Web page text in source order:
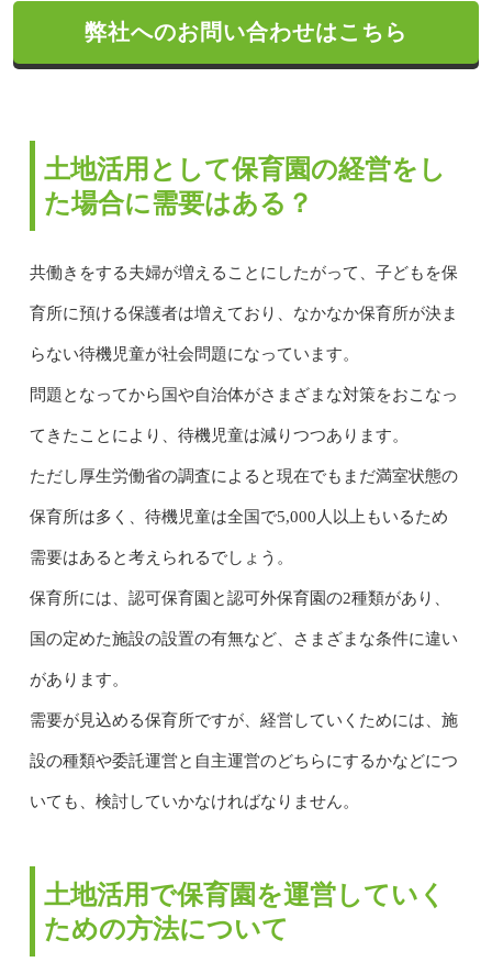
弊社へのお問い合わせはこちら
土地活用として保育園の経営をし
た場合に需要はある？
共働きをする夫婦が増えることにしたがって、子どもを保
育所に預ける保護者は増えており、なかなか保育所が決ま
らない待機児童が社会問題になっています。
問題となってから国や自治体がさまざまな対策をおこなっ
てきたことにより、待機児童は減りつつあります。
ただし厚生労働省の調査によると現在でもまだ満室状態の
保育所は多く、待機児童は全国で5,000人以上もいるため
需要はあると考えられるでしょう。
保育所には、認可保育園と認可外保育園の2種類があり、
国の定めた施設の設置の有無など、さまざまな条件に違い
があります。
需要が見込める保育所ですが、経営していくためには、施
設の種類や委託運営と自主運営のどちらにするかなどにつ
いても、検討していかなければなりません。
土地活用で保育園を運営していく
ための方法について